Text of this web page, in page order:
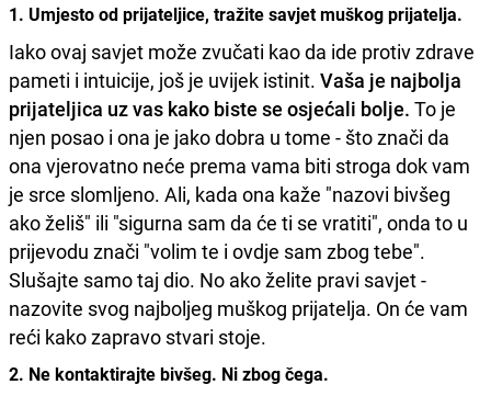
1. Umjesto od prijateljice, tražite savjet muškog prijatelja.
Iako ovaj savjet može zvučati kao da ide protiv zdrave
pameti i intuicije, još je uvijek istinit. Vaša je najbolja
prijateljica uz vas kako biste se osjećali bolje. To je
njen posao i ona je jako dobra u tome - što znači da
ona vjerovatno neće prema vama biti stroga dok vam
je srce slomljeno. Ali, kada ona kaže "nazovi bivšeg
ako želiš" ili "sigurna sam da će ti se vratiti", onda to u
prijevodu znači "volim te i ovdje sam zbog tebe".
Slušajte samo taj dio. No ako želite pravi savjet -
nazovite svog najboljeg muškog prijatelja. On će vam
reći kako zapravo stvari stoje.
2. Ne kontaktirajte bivšeg. Ni zbog čega.